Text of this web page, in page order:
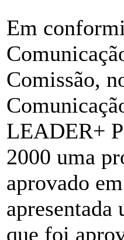
Em
Comissão,
LEADER+
2000 uma
aprovado
que foi